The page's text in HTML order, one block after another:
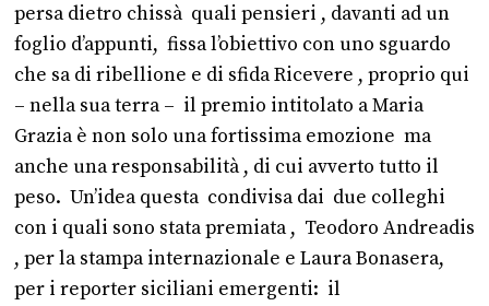
persa dietro chissà quali pensieri , davanti ad un
foglio d’appunti, fissa l’obiettivo con uno sguardo
che sa di ribellione e di sfida Ricevere , proprio qui
– nella sua terra – il premio intitolato a Maria
Grazia è non solo una fortissima emozione ma
anche una responsabilità , di cui avverto tutto il
peso. Un’idea questa condivisa dai due colleghi
con i quali sono stata premiata , Teodoro Andreadis
, per la stampa internazionale e Laura Bonasera,
per i reporter siciliani emergenti: il